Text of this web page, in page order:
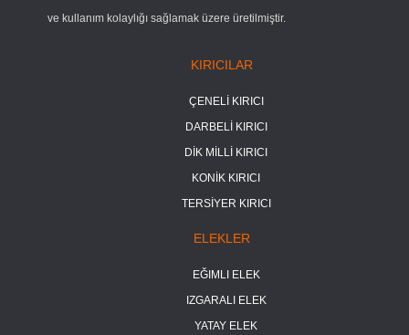
ve kullanım kolaylığı sağlamak üzere üretilmiştir.
KIRICILAR
ÇENELİ KIRICI
DARBELİ KIRICI
DİK MİLLİ KIRICI
KONİK KIRICI
TERSİYER KIRICI
ELEKLER
EĞIMLI ELEK
IZGARALI ELEK
YATAY ELEK